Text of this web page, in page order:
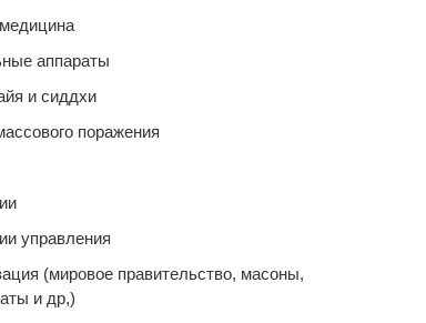
аппараты
и сиддхи
поражения
управления
(мировое правительство, масоны,
и др,)